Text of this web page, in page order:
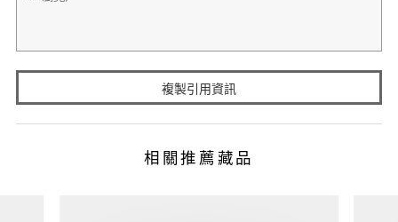
複製引用資訊
相關推薦藏品